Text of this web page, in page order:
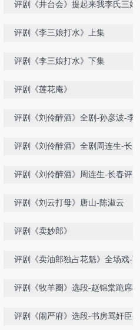
评剧《井台会》提起来我李氏三娘-
评剧《李三娘打水》上集
评剧《李三娘打水》下集
评剧《莲花庵》
评剧《刘伶醉酒》全剧-孙彦波-李彤
评剧《刘伶醉酒》全剧周连生-长春
评剧《刘伶醉酒》周连生-长春评剧
评剧《刘云打母》唐山-陈淑云
评剧《卖妙郎》
评剧《卖油郎独占花魁》全场戏-下
评剧《牧羊圈》选段-赵锦棠跪席棚-
评剧《闹严府》选段-书房骂奸臣-席